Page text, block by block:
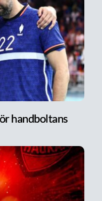
handboltans